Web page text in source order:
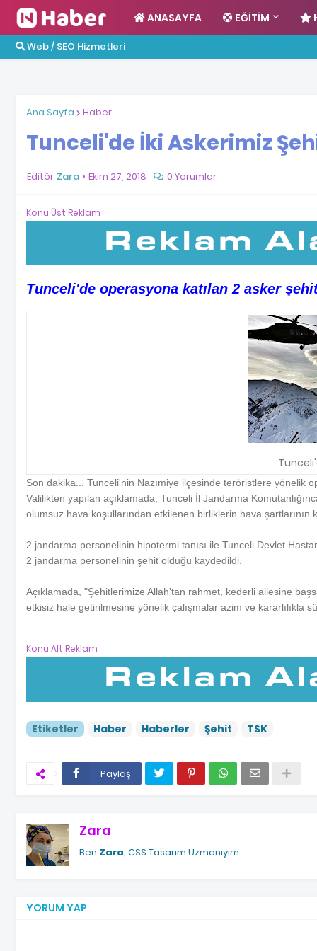
ANASAYFA EĞITIM
Web / SEO Hizmetleri
Ana Sayfa Haber
Tunceli'de İki Askerimiz
Editör Zara Ekim 27, 2018 0 Yorumlar
Konu Üst Reklam
Tunceli'de operasyona katılan 2 asker
Son dakika... Tunceli'nin Nazımiye ilçesinde teröristlere yönelik
Valilikten yapılan açıklamada, Tunceli İl Jandarma
olumsuz hava koşullarından etkilenen birliklerin hava
2 jandarma personelinin hipotermi tanısı ile Tunceli Devlet
2 jandarma personelinin şehit olduğu kaydedildi.
Açıklamada, "Şehitlerimize Allah'tan rahmet, kederli ailesine
etkisiz hale getirilmesine yönelik çalışmalar azim ve kararlılıkla
Konu Alt Reklam
Etiketler Haber Haberler Şehit TSK
Paylaş
Zara
Ben Zara , CSS Tasarım Uzmanıyım. .
YORUM YAP